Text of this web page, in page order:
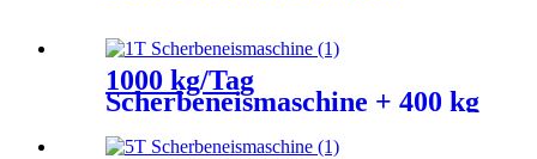
1000 kg/Tag
Scherbeneismaschine + 400 kg